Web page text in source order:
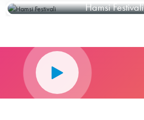
Hamsi Festivali